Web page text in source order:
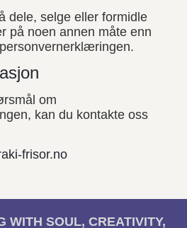
dele, selge eller formidle
på noen annen måte enn
om
kan du kontakte oss
frisor.no
WITH SOUL, CREATIVITY,